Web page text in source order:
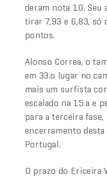
deram nota 10. Seu
tirar 7,93 e 6,83, só
pontos.
Alonso Correa, o
em 33.o lugar no
mais um surfista
escalado na 15.a e
para a terceira fase,
encerramento
Portugal.
O prazo do Ericeira